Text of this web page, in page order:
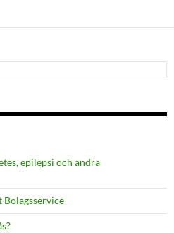
epilepsi och andra
Bolagsservice